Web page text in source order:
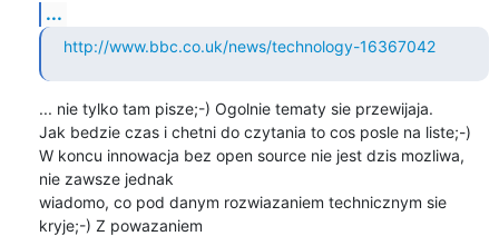
...
http://www.bbc.co.uk/news/technology-16367042
... nie tylko tam pisze;-) Ogolnie tematy sie przewijaja.
Jak bedzie czas i chetni do czytania to cos posle na liste;-)
W koncu innowacja bez open source nie jest dzis mozliwa,
nie zawsze jednak
wiadomo, co pod danym rozwiazaniem technicznym sie
kryje;-) Z powazaniem